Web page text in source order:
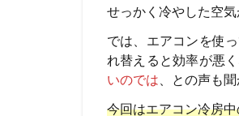
せっかく冷やした空
では、エアコンを使
れ替えると効率が悪
いのでは 、との声も
今回はエアコン冷房